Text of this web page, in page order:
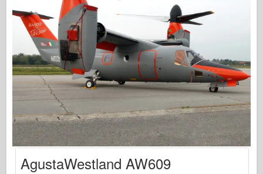
Osprey-mallinnus
Osprey-julkaisu
Laivueen signaali
Tankpower
Kuorma-autot & säiliöt
Waffen-Arsenal
Wydawnictwo Militaria
AgustaWestland AW609